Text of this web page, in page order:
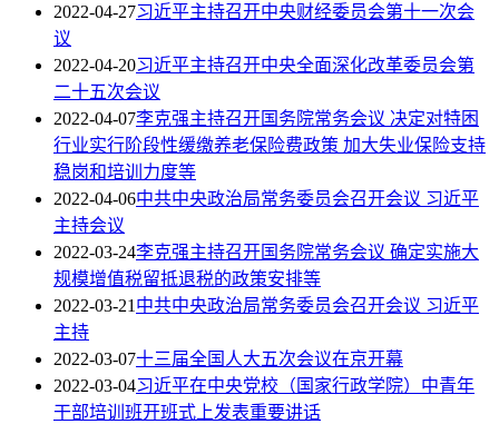
2022-04-27习近平主持召开中央财经委员会第十一次会
议
2022-04-20习近平主持召开中央全面深化改革委员会第
二十五次会议
2022-04-07李克强主持召开国务院常务会议 决定对特困
行业实行阶段性缓缴养老保险费政策 加大失业保险支持
稳岗和培训力度等
2022-04-06中共中央政治局常务委员会召开会议 习近平
主持会议
2022-03-24李克强主持召开国务院常务会议 确定实施大
规模增值税留抵退税的政策安排等
2022-03-21中共中央政治局常务委员会召开会议 习近平
主持
2022-03-07十三届全国人大五次会议在京开幕
2022-03-04习近平在中央党校（国家行政学院）中青年
干部培训班开班式上发表重要讲话